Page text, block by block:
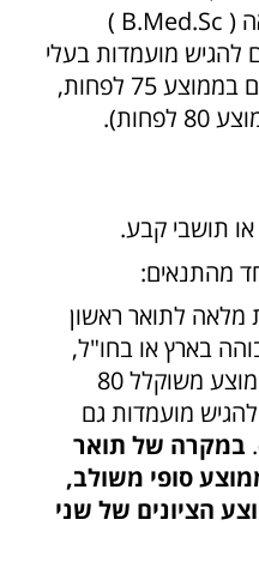
תואר ראשון במדעי הרפואה ( B.Med.Sc )
להגיש מועמדות בעלי
תואר ראשון ברפואת שיניים בממוצע 75 לפחות,
תושבי קבע.
מהתנאים:
לתואר ראשון
בארץ או בחו"ל,
שסיימו לימודיהם בציון ממוצע משוקלל 80
מועמדות גם
במקרה של תואר
סופי משולב,
הציונים של שני